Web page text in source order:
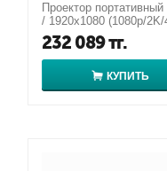
Проектор
/ 1920x1080 (1080p/
232 089тг.
КУПИТЬ